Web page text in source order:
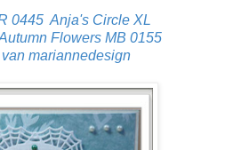
0445 Anja's Circle XL
Flowers MB 0155
mariannedesign